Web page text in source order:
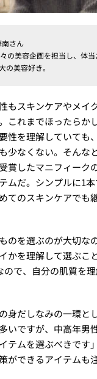
さん
の美容企画を担当し、体
の美容好き。
もスキンケアやメイ
これまでほったらか
性を理解していても
少なくない。そんな
賞したマニフィーク
ムだ。シンプルに1
てのスキンケアでも
のを選ぶのが大切な
かを理解して選ぶこ
で、自分の肌質を
身だしなみの一環と
いですが、中高年男
テムを選ぶべきです
ができるアイテムも